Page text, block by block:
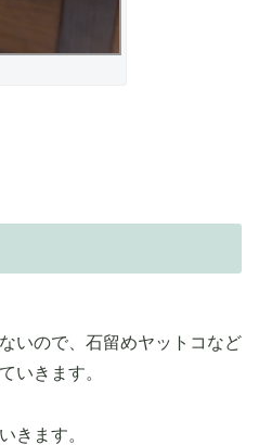
いので、石留めヤットコなど
いきます。
きます。